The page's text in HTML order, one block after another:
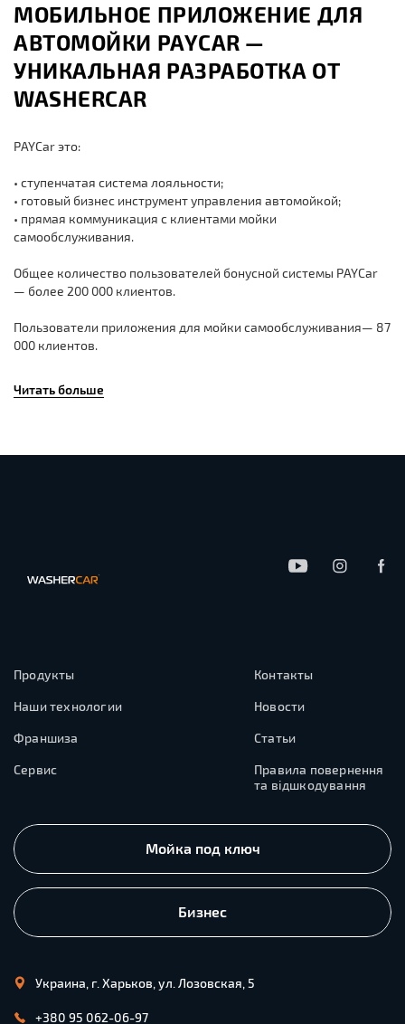
МОБИЛЬНОЕ ПРИЛОЖЕНИЕ ДЛЯ
АВТОМОЙКИ PAYCAR —
УНИКАЛЬНАЯ РАЗРАБОТКА ОТ
WASHERCAR
PAYCar это:
ступенчатая система лояльности;
готовый бизнес инструмент управления автомойкой;
прямая коммуникация с клиентами мойки
самообслуживания.
Общее количество пользователей бонусной системы PAYCar
— более 200 000 клиентов.
Пользователи приложения для мойки самообслуживания— 87
000 клиентов.
Продукты Контакты
Наши технологии Новости
Франшиза Статьи
Сервис
Правила повернення
та відшкодування
Мойка под ключ
Бизнес
Украина, г. Харьков, ул. Лозовская, 5
+380 95 062-06-97